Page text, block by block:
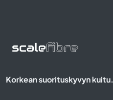
Korkean suorituskyvyn kuitu.